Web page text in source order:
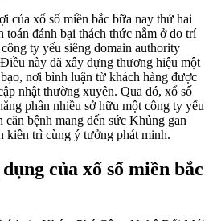
của xổ số miền bắc bữa nay thứ hai
toán đánh bại thách thức nằm ở do trí
ty yếu siêng domain authority
này đã xây dựng thương hiệu một
nơi bình luận từ khách hàng được
nhật thường xuyên. Qua đó, xổ số
phần nhiều sở hữu một công ty yếu
căn bệnh mang đến sức Khủng gan
kiên trì cùng ý tưởng phát minh.
của xổ số miền bắc